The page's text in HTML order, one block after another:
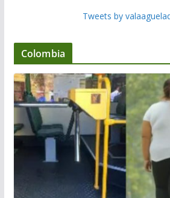
Tweets by
Colombia